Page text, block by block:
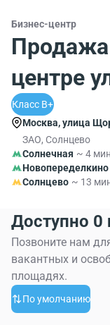
Бизнес-центр
Продажа
центре
Класс B+
Москва, улица
ЗАО, Солнцево
Солнечная ~ 4
Новопеределкино
Солнцево ~ 13
Доступно
Позвоните нам
вакантных и
площадях.
По умолчанию